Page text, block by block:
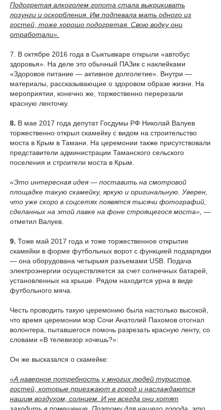
Подогретая алкоголем гопота стала выкрикивать
лозунги и оскорбления. Им подпевала мать одного из
гостей, тоже хорошо подогретая. Свою водку они
отработали».
7. В октябре 2016 года в Сыктывкаре открыли «автобус
здоровья». На деле это обычный ПАЗик с наклейками
«Здоровое питание — активное долголетие». Внутри —
материалы, рассказывающие о здоровом образе жизни. На
мероприятии, конечно же, торжественно перерезали
красную ленточку.
8. В мае 2017 года депутат Госдумы РФ Николай Валуев
торжественно открыл скамейку с видом на строительство
моста в Крым в Тамани. На церемонии также присутствовали
представители администрации Таманского сельского
поселения и строители моста в Крым.
«Это интересная идея — поставить на смотровой
площадке такую скамейку, яркую и оригинальную. Уверен,
что уже скоро в соцсетях появятся тысячи фотографий,
сделанных на этой лавке на фоне строящегося моста», —
отметил Валуев.
9. Тоже май 2017 года и тоже торжественное открытие
скамейки в форме футбольных ворот с функцией подзарядки
— она оборудована четырьмя разъемами USB. Подача
электроэнергии осуществляется за счет солнечных батарей,
установленных на крыше. Рядом находится урна в виде
футбольного мяча.
Честь проводить такую церемонию была настолько высокой,
что время церемонии мэр Сочи Анатолий Пахомов отогнал
волонтера, пытавшегося помочь разрезать красную ленту, со
словами «В телевизор хочешь?»:
Он же высказался о скамейке:
«А наверное потребность у многих людей туристов,
гостей, которые приезжают в город и наслаждаются
нашим воздухом, солнцем. И не всегда они хотят
заходить в помещение. Поэтому для нашего города, это